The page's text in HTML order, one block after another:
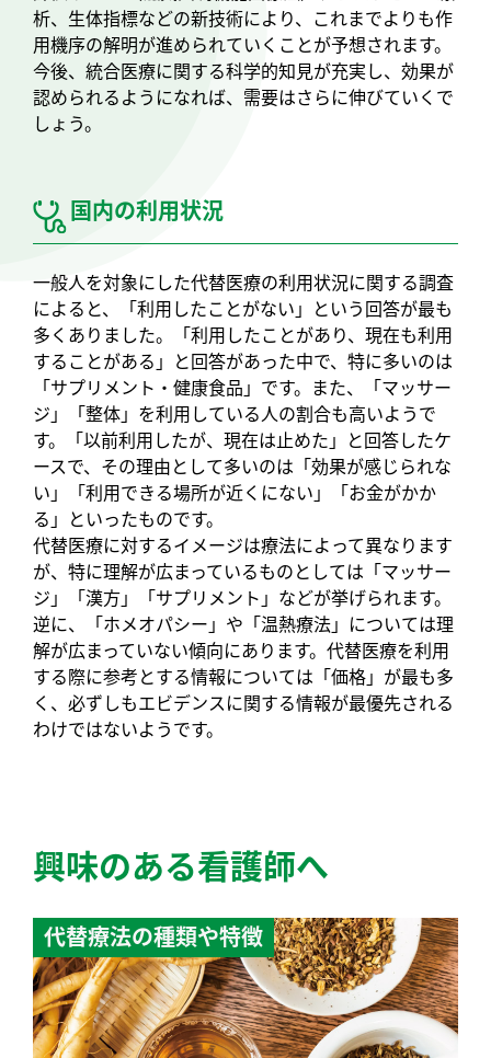
析、生体指標などの新技術により、これまでよりも作
用機序の解明が進められていくことが予想されます。
今後、統合医療に関する科学的知見が充実し、効果が
認められるようになれば、需要はさらに伸びていくで
しょう。
国内の利用状況
一般人を対象にした代替医療の利用状況に関する調査
によると、「利用したことがない」という回答が最も
多くありました。「利用したことがあり、現在も利用
することがある」と回答があった中で、特に多いのは
「サプリメント・健康食品」です。また、「マッサー
ジ」「整体」を利用している人の割合も高いようで
す。「以前利用したが、現在は止めた」と回答したケ
ースで、その理由として多いのは「効果が感じられな
い」「利用できる場所が近くにない」「お金がかか
る」といったものです。
代替医療に対するイメージは療法によって異なります
が、特に理解が広まっているものとしては「マッサー
ジ」「漢方」「サプリメント」などが挙げられます。
逆に、「ホメオパシー」や「温熱療法」については理
解が広まっていない傾向にあります。代替医療を利用
する際に参考とする情報については「価格」が最も多
く、必ずしもエビデンスに関する情報が最優先される
わけではないようです。
興味のある看護師へ
代替療法の種類や特徴